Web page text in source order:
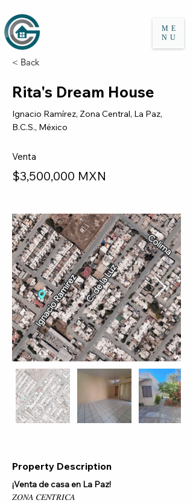
ME
NU
< Back
Rita's Dream House
Ignacio Ramírez, Zona Central, La Paz,
B.C.S., México
Venta
$3,500,000 MXN
Property Description
¡Venta de casa en La Paz!
𝑍𝑂𝑁𝐴 𝐶𝐸𝑁𝑇𝑅𝐼𝐶𝐴